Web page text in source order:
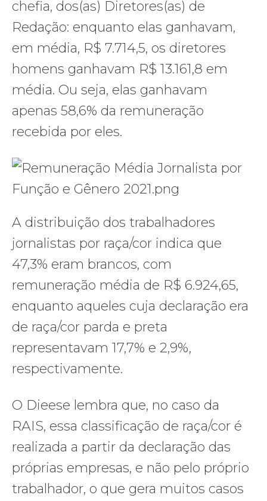
chefia, dos(as) Diretores(as) de
Redação: enquanto elas ganhavam,
em média, R$ 7.714,5, os diretores
homens ganhavam R$ 13.161,8 em
média. Ou seja, elas ganhavam
apenas 58,6% da remuneração
recebida por eles.
A distribuição dos trabalhadores
jornalistas por raça/cor indica que
47,3% eram brancos, com
remuneração média de R$ 6.924,65,
enquanto aqueles cuja declaração era
de raça/cor parda e preta
representavam 17,7% e 2,9%,
respectivamente.
O Dieese lembra que, no caso da
RAIS, essa classificação de raça/cor é
realizada a partir da declaração das
próprias empresas, e não pelo próprio
trabalhador, o que gera muitos casos